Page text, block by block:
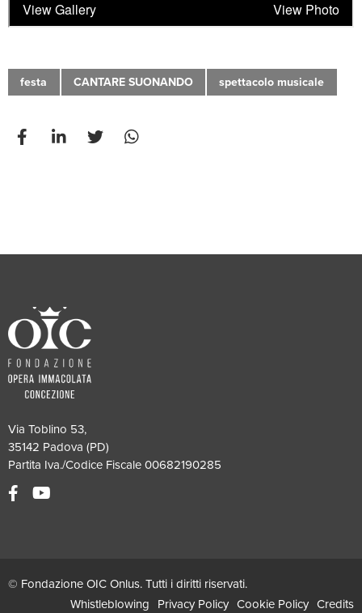
festa CANTARE SUONANDO spettacolo musicale
Via Toblino 53,
35142 Padova (PD)
Partita Iva./Codice Fiscale 00682190285
© Fondazione OIC Onlus. Tutti i diritti riservati.
Whistleblowing
Privacy Policy Cookie Policy Credits